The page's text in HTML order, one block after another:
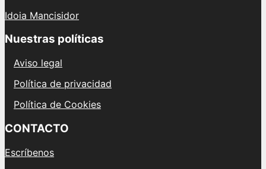
Idoia Mancisidor
Nuestras políticas
Aviso legal
Política de privacidad
Política de Cookies
CONTACTO
Escríbenos